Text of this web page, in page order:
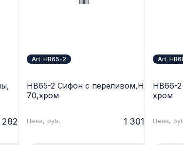
282.-
Art. HB65-2
HB65-2 Сифон с переливом,Н
70,хром
Цена, руб. 1 301.-
Art.
HB66-
хром
Цена,